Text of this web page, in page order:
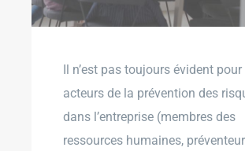
Il n’est pas toujours évident
acteurs de la prévention des
dans l’entreprise (membres des
ressources humaines,